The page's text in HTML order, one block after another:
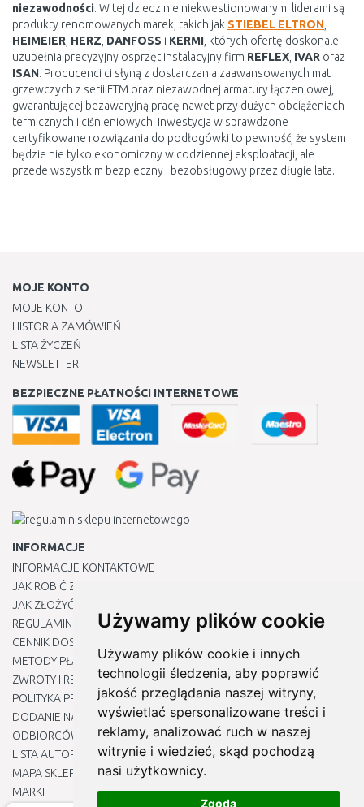
Używamy plików cookie
Używamy plików cookie i innych
technologii śledzenia, aby poprawić
jakość przeglądania naszej witryny,
wyświetlać spersonalizowane treści i
reklamy, analizować ruch w naszej
witrynie i wiedzieć, skąd pochodzą
nasi użytkownicy.
Zgoda
niezawodności. W tej dziedzinie niekwestionowanymi liderami są
produkty renomowanych marek, takich jak STIEBEL ELTRON
HEIMEIER HERZ DANFOSS i KERMI , których ofertę doskonale
uzupełnia precyzyjny osprzęt instalacyjny firm REFLEX IVAR oraz
ISAN. Producenci ci słyną z dostarczania zaawansowanych mat
grzewczych z serii FTM oraz niezawodnej armatury łączeniowej,
gwarantującej bezawaryjną pracę nawet przy dużych obciążeniach
termicznych i ciśnieniowych. Inwestycja w sprawdzone i
certyfikowane rozwiązania do podłogówki to pewność, że system
będzie nie tylko ekonomiczny w codziennej eksploatacji, ale
przede wszystkim bezpieczny i bezobsługowy przez długie lata.
MOJE KONTO
MOJE KONTO
HISTORIA ZAMÓWIEŃ
LISTA ŻYCZEŃ
NEWSLETTER
BEZPIECZNE PŁATNOŚCI INTERNETOWE
INFORMACJE
INFORMACJE KONTAKTOWE
JAK ROBIĆ ZAKUPY ?
JAK ZŁOŻYĆ REKLAMACJĘ
REGULAMIN
CENNIK DOSTAWY
METODY PŁATNOŚCI
ZWROTY I REKLAMACJE PRODUKTÓW
POLITYKA PRYWATNOŚCI
DODANIE NASZYCH ADRESÓW E-MAIL DO LISTY ZAUFANYCH
ODBIORCÓW
LISTA AUTORYZOWANYCH CENTRÓW SERWISOWYCH
MAPA SKLEPU
MARKI